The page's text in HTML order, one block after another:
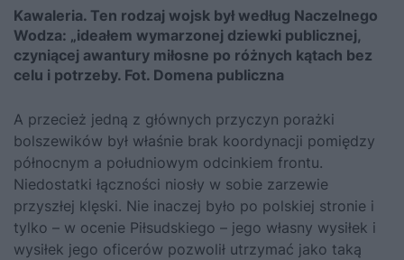
Kawaleria. Ten rodzaj wojsk był według Naczelnego
Wodza: „ideałem wymarzonej dziewki publicznej,
czyniącej awantury miłosne po różnych kątach bez
celu i potrzeby. Fot. Domena publiczna
A przecież jedną z głównych przyczyn porażki
bolszewików był właśnie brak koordynacji pomiędzy
północnym a południowym odcinkiem frontu.
Niedostatki łączności niosły w sobie zarzewie
przyszłej klęski. Nie inaczej było po polskiej stronie i
tylko – w ocenie Piłsudskiego – jego własny wysiłek i
wysiłek jego oficerów pozwolił utrzymać jako taką